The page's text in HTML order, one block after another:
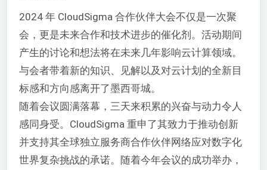
2024 年 CloudSigma 合作伙伴大会不仅是一次聚
会，更是未来合作和技术进步的催化剂。活动期间
产生的讨论和想法将在未来几年影响云计算领域。
与会者带着新的知识、见解以及对云计划的全新目
标感和方向感离开了墨西哥城。
随着会议圆满落幕，三天来积累的兴奋与动力令人
感同身受。CloudSigma 重申了其致力于推动创新
并支持其全球独立服务商合作伙伴网络应对数字化
世界复杂挑战的承诺。随着今年会议的成功举办，